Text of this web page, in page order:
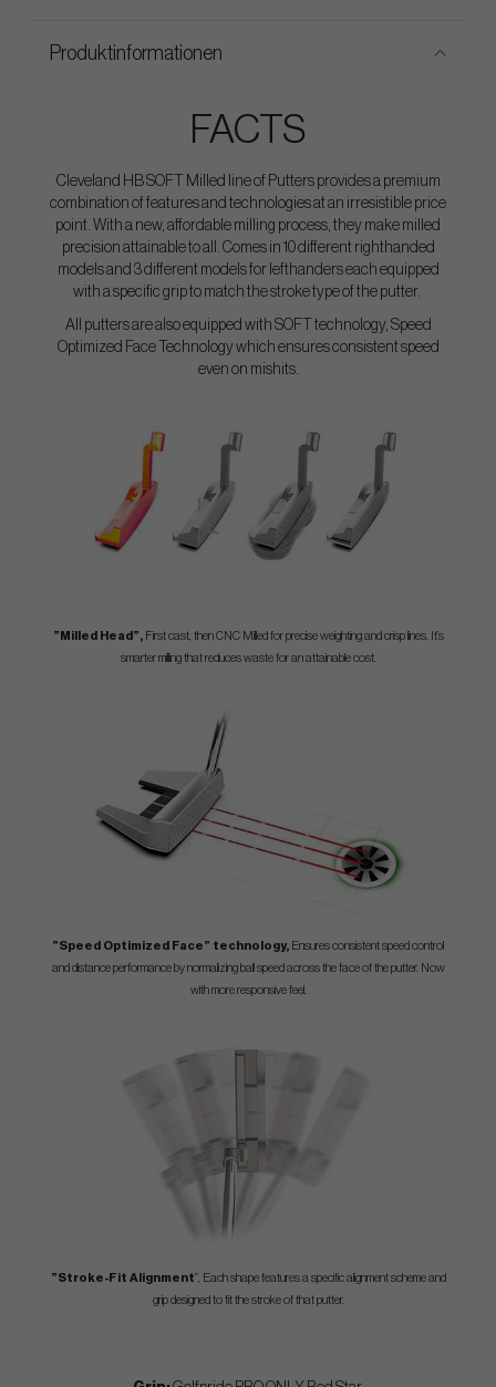
Produktinformationen
FACTS
Cleveland HB SOFT Milled line of Putters provides a premium
combination of features and technologies at an irresistible price
point. With a new, affordable milling process, they make milled
precision attainable to all. Comes in 10 different righthanded
models and 3 different models for lefthanders each equipped
with a specific grip to match the stroke type of the putter.
All putters are also equipped with SOFT technology, Speed
Optimized Face Technology which ensures consistent speed
even on mishits.
”Milled Head”, First cast, then CNC Milled for precise weighting and crisp lines. It’s
smarter milling that reduces waste for an attainable cost.
”Speed Optimized Face” technology, Ensures consistent speed control
and distance performance by normalizing ball speed across the face of the putter. Now
with more responsive feel.
”Stroke-Fit Alignment”, Each shape features a specific alignment scheme and
grip designed to fit the stroke of that putter.